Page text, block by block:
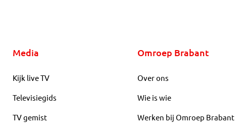
Media
Kijk live TV
Televisiegids
TV gemist
Omroep Brabant
Over ons
Wie is wie
Werken bij Omroep Brabant